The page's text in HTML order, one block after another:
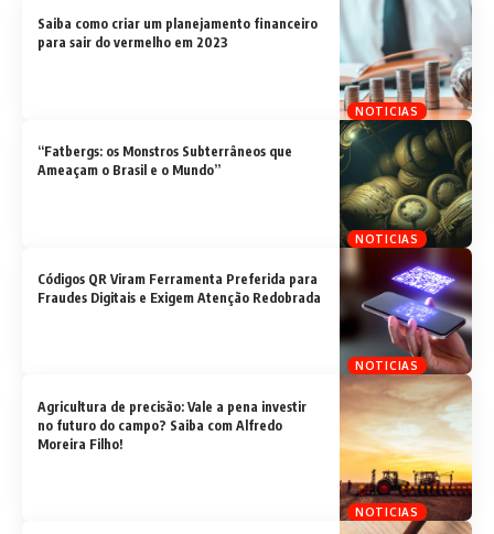
NOTICIAS
Saiba como criar um planejamento financeiro
para sair do vermelho em 2023
NOTICIAS
“Fatbergs: os Monstros Subterrâneos que
Ameaçam o Brasil e o Mundo”
NOTICIAS
Códigos QR Viram Ferramenta Preferida para
Fraudes Digitais e Exigem Atenção Redobrada
NOTICIAS
Agricultura de precisão: Vale a pena investir
no futuro do campo? Saiba com Alfredo
Moreira Filho!